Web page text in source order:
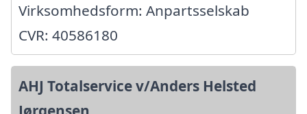
Virksomhedsform: Anpartsselskab
CVR: 40586180
AHJ Totalservice v/Anders Helsted